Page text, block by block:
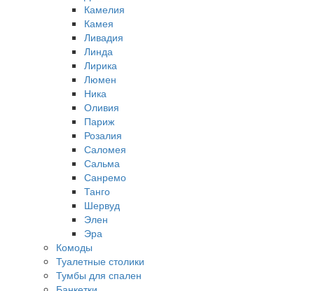
Камелия
Камея
Ливадия
Линда
Лирика
Люмен
Ника
Оливия
Париж
Розалия
Саломея
Сальма
Санремо
Танго
Шервуд
Элен
Эра
Комоды
Туалетные столики
Тумбы для спален